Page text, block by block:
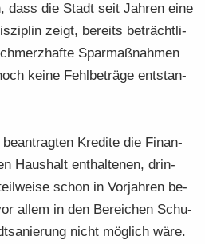
dass die Stadt seit Jah­ren eine
zeigt, be­reits be­trächt­li­
Spar­maß­nah­men
keine Fehl­be­trä­ge ent­stan­
Kre­di­te die Fi­nan­
Haus­halt ent­hal­te­nen, drin­
schon in Vor­jah­ren be­
allem in den Be­rei­chen Schu­
nicht mög­lich wäre.